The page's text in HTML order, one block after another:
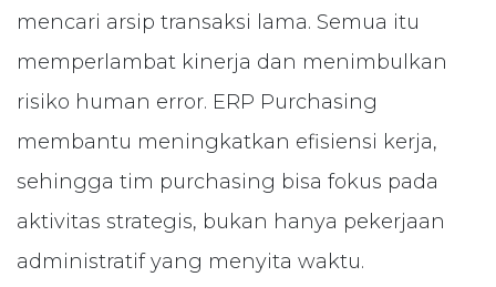
mencari arsip transaksi lama. Semua itu
memperlambat kinerja dan menimbulkan
risiko human error. ERP Purchasing
membantu meningkatkan efisiensi kerja,
sehingga tim purchasing bisa fokus pada
aktivitas strategis, bukan hanya pekerjaan
administratif yang menyita waktu.